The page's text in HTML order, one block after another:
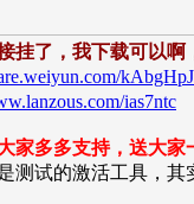
挂了，我下载可以啊
ias7ntc
家多多支持，送大
测试的激活工具，